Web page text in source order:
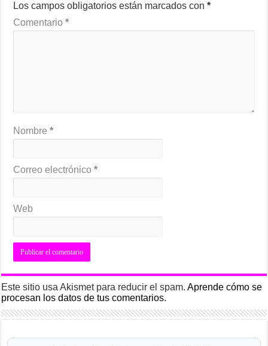
Los campos obligatorios están marcados con*
Comentario*
Nombre*
Correo electrónico*
Web
Este sitio usa Akismet para reducir el spam.Aprende cómo se
procesan los datos de tus comentarios.